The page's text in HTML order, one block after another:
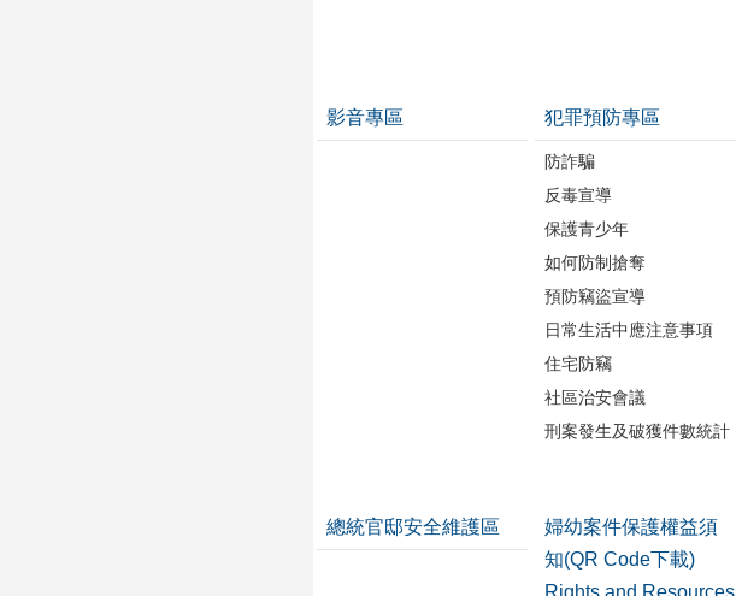
影音專區 犯罪預防專區
防詐騙
反毒宣導
保護青少年
如何防制搶奪
預防竊盜宣導
日常生活中應注意事項
住宅防竊
社區治安會議
刑案發生及破獲件數統計
總統官邸安全維護區
婦幼案件保護權益須
知(QR Code下載)
Rights and Resources